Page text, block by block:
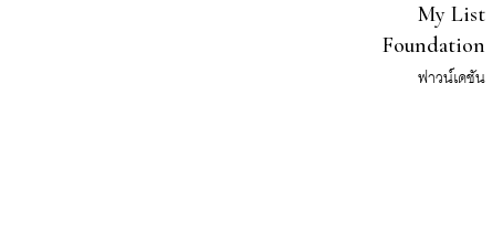
My List
Foundation
ฟาวน์เดชัน